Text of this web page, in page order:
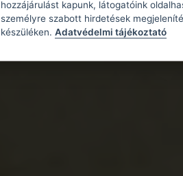
hozzájárulást kapunk, látogatóink
személyre szabott hirdetések
készüléken. Adatvédelmi tájékoztató